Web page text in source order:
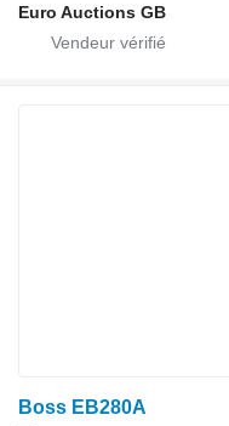
Euro Auctions GB
Boss EB280A